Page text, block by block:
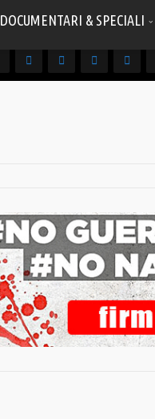
DOCUMENTARI & SPECIALI